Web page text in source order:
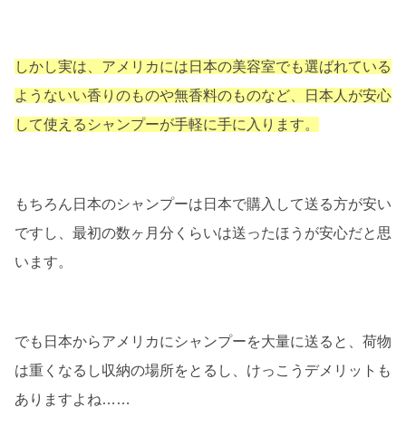
しかし実は、アメリカには日本の美容室でも選ばれている
ようないい香りのものや無香料のものなど、日本人が安心
して使えるシャンプーが手軽に手に入ります。
もちろん日本のシャンプーは日本で購入して送る方が安い
ですし、最初の数ヶ月分くらいは送ったほうが安心だと思
います。
でも日本からアメリカにシャンプーを大量に送ると、荷物
は重くなるし収納の場所をとるし、けっこうデメリットも
ありますよね……